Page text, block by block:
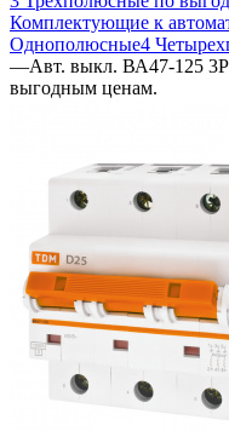
Комплектующие к
Однополюсные4
—Авт. выкл. ВА47-125
выгодным ценам.